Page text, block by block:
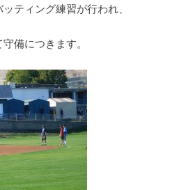
ティング練習が行われ、
備につきます。